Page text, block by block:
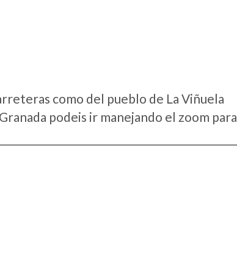
como del pueblo de La Viñuela
podeis ir manejando el zoom para